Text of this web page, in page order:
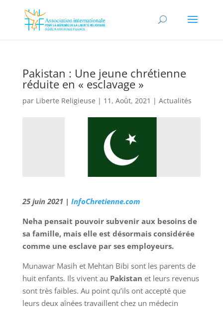
Pakistan : Une jeune chrétienne
réduite en « esclavage »
par Liberte Religieuse | 11, Août, 2021 | Actualités
25 juin 2021 | InfoChretienne.com
Neha pensait pouvoir subvenir aux besoins de
sa famille, mais elle est désormais considérée
comme une esclave par ses employeurs.
Munawar Masih et Mehtan Bibi sont les parents de
huit enfants. Ils vivent au Pakistan et leurs revenus
sont très faibles. Au point qu’ils ont accepté que
leurs deux aînées travaillent chez un médecin